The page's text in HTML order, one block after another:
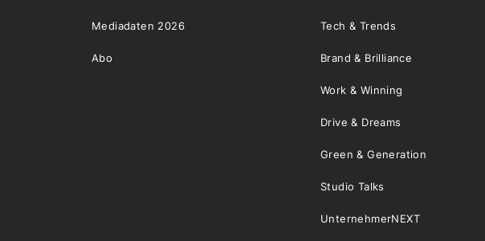
Mediadaten 2026
Abo
Tech & Trends
Brand & Brilliance
Work & Winning
Drive & Dreams
Green & Generation
Studio Talks
UnternehmerNEXT